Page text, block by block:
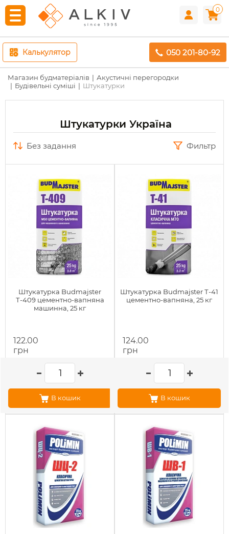
0
Калькулятор 050 201-80-92
Магазин будматеріалів
Акустичні перегородки
Будівельні суміші
Штукатурки
Штукатурки Україна
без задання Фильтр
Штукатурка Budmajster
Т-409 цементно-вапняна
машинна, 25 кг
122.00
грн
В кошик
Штукатурка Budmajster Т-41
цементно-вапняна, 25 кг
124.00
грн
В кошик